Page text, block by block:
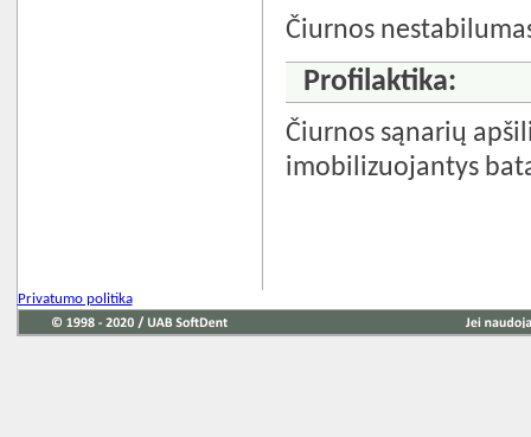
Čiurnos
Profilaktika:
Čiurnos sąnarių
imobilizuojantys
Privatumo politika